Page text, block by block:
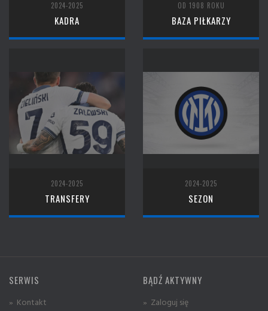
2024-2025
KADRA
OD 1908 ROKU
BAZA PIŁKARZY
2024-2025
TRANSFERY
2024-2025
SEZON
SERWIS
» Kontakt
BĄDŹ AKTYWNY
» Zaloguj się